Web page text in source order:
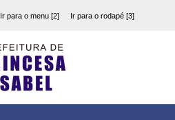
Ir para o menu [2] Ir para o rodapé [3]